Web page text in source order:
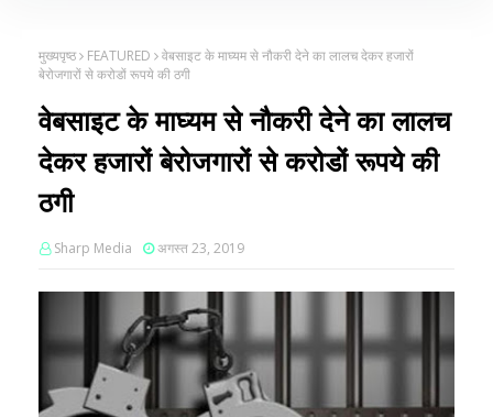
मुख्यपृष्ठ FEATURED
वेबसाइट के माघ्यम से नौकरी देने का लालच देकर हजारों
बेरोजगारों से करोडों रूपये की ठगी
वेबसाइट के माघ्यम से नौकरी देने का लालच
देकर हजारों बेरोजगारों से करोडों रूपये की
ठगी
Sharp Media अगस्त 23, 2019